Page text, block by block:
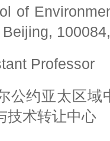
of
Professor
公约亚太区域
技术转让中心